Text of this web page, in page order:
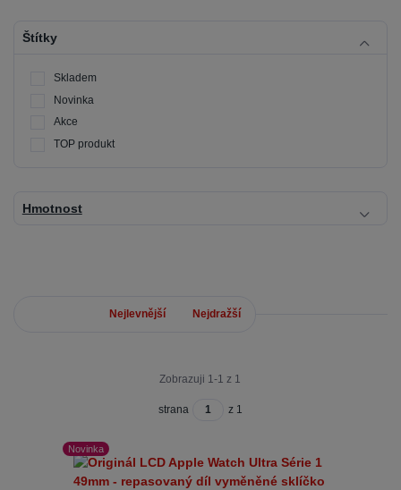
Štítky
Skladem
Novinka
Akce
TOP produkt
Hmotnost
Nejlevnější Nejdražší
Zobrazuji 1-1 z 1
strana z 1
Novinka